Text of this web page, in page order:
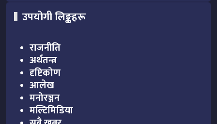
उपयोगी लिङ्कहरू
राजनीति
अर्थतन्त्र
दृष्टिकोण
आलेख
मनोरञ्जन
मल्टिमिडिया